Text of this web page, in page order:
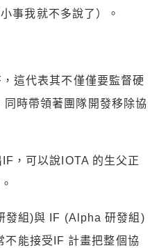
事我就不多說了）。
這代表其不僅僅要監督硬
時帶領著團隊開發移除協
，可以說IOTA 的生父正
發組)與 IF (Alpha 研發組)
不能接受IF 計畫把整個協